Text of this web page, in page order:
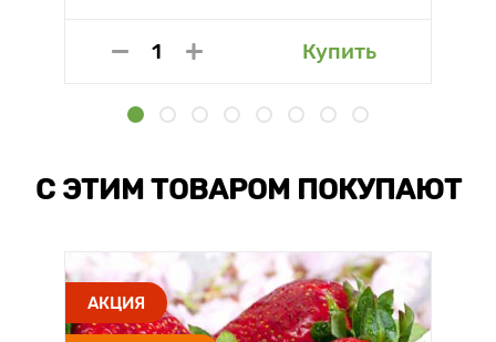
Купить
С ЭТИМ ТОВАРОМ ПОКУПАЮТ
АКЦИЯ